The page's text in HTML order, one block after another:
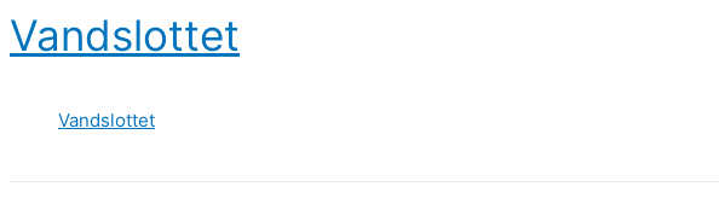
Skip
to
Vandslottet
Vandslottet